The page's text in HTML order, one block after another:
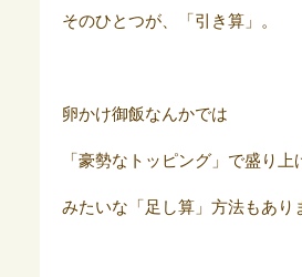
そのひとつが、「引き算」。
卵かけ御飯なんかでは
「豪勢なトッピング」で盛り上
みたいな「足し算」方法もあり